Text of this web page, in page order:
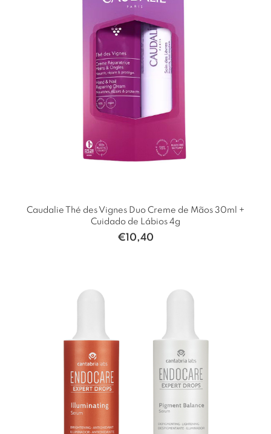
Caudalie Thé des Vignes Duo Creme de Mãos 30ml +
Cuidado de Lábios 4g
€10,40